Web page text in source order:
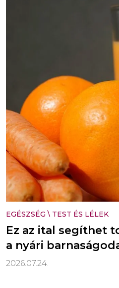
EGÉSZSÉG \ TEST ÉS LÉLEK
Ez az ital segíthet
a nyári
2026.07.24.